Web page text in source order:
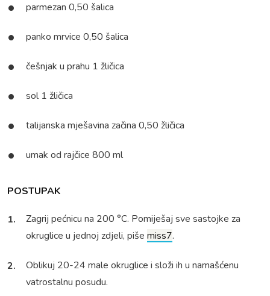
parmezan 0,50 šalica
panko mrvice 0,50 šalica
češnjak u prahu 1 žličica
sol 1 žličica
talijanska mješavina začina 0,50 žličica
umak od rajčice 800 ml
POSTUPAK
Zagrij pećnicu na 200 °C. Pomiješaj sve sastojke za
okruglice u jednoj zdjeli, piše miss7.
Oblikuj 20-24 male okruglice i složi ih u namašćenu
vatrostalnu posudu.